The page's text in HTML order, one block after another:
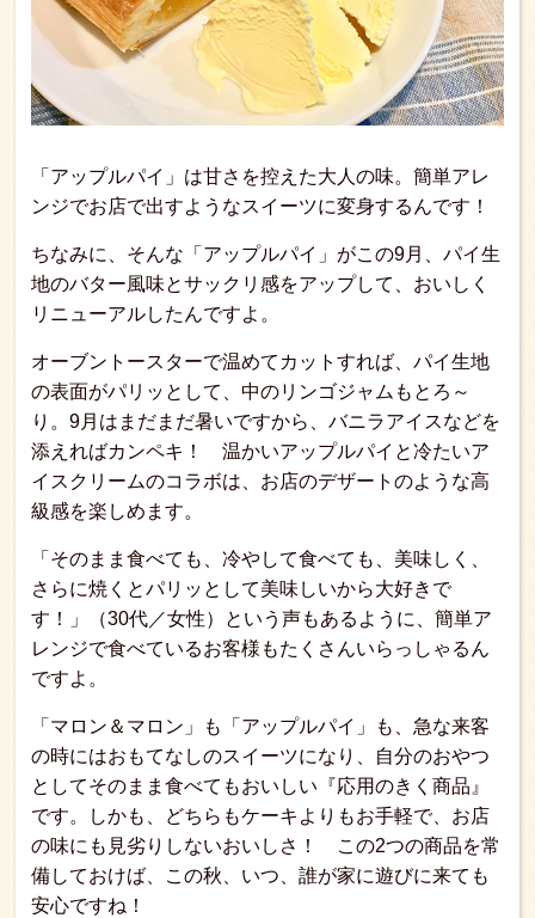
「アップルパイ」は甘さを控えた大人の味。簡単アレ
ンジでお店で出すようなスイーツに変身するんです！
ちなみに、そんな「アップルパイ」がこの9月、パイ生
地のバター風味とサックリ感をアップして、おいしく
リニューアルしたんですよ。
オーブントースターで温めてカットすれば、パイ生地
の表面がパリッとして、中のリンゴジャムもとろ～
り。9月はまだまだ暑いですから、バニラアイスなどを
添えればカンペキ！ 温かいアップルパイと冷たいア
イスクリームのコラボは、お店のデザートのような高
級感を楽しめます。
「そのまま食べても、冷やして食べても、美味しく、
さらに焼くとパリッとして美味しいから大好きで
す！」（30代／女性）という声もあるように、簡単ア
レンジで食べているお客様もたくさんいらっしゃるん
ですよ。
「マロン＆マロン」も「アップルパイ」も、急な来客
の時にはおもてなしのスイーツになり、自分のおやつ
としてそのまま食べてもおいしい『応用のきく商品』
です。しかも、どちらもケーキよりもお手軽で、お店
の味にも見劣りしないおいしさ！ この2つの商品を常
備しておけば、この秋、いつ、誰が家に遊びに来ても
安心ですね！